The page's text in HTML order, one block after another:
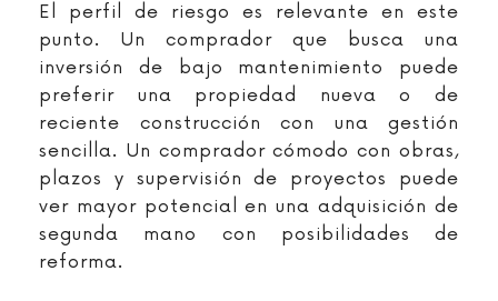
El perfil de riesgo es relevante en este
punto. Un comprador que busca una
inversión de bajo mantenimiento puede
preferir una propiedad nueva o de
reciente construcción con una gestión
sencilla. Un comprador cómodo con obras,
plazos y supervisión de proyectos puede
ver mayor potencial en una adquisición de
segunda mano con posibilidades de
reforma.